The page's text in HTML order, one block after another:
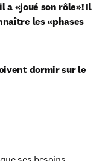
a «joué son rôle»! Il
les «phases
dormir sur le